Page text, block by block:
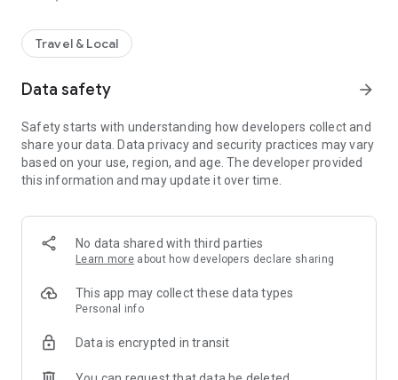
Местные жители - лучший источник информации о любом
необычные локации и уникальные истории. В Susanin вы
не найдете банальных статей из интернета. Вам точно
Экономьте время на планировании
культурно – развлекательную программу. Вам остается
только выбрать понравившийся вариант.
Познакомьтесь с Россией поближе
Путешествуйте по крупным городам и небольшим
внутренний туризм способен удивлять и дарить бурные
эмоции. Взгляните даже на знакомые места под новым
углом.
Вы можете выбрать проверенный маршрут от других
пользователей, а также поделиться вашим. Расскажите о
Следуйте вашей индивидуальности
Travel & Local
Data safety arrow_forward
Safety starts with understanding how developers collect and
share your data. Data privacy and security practices may vary
based on your use, region, and age. The developer provided
this information and may update it over time.
No data shared with third parties
Learn more about how developers declare sharing
This app may collect these data types
Personal info
Data is encrypted in transit